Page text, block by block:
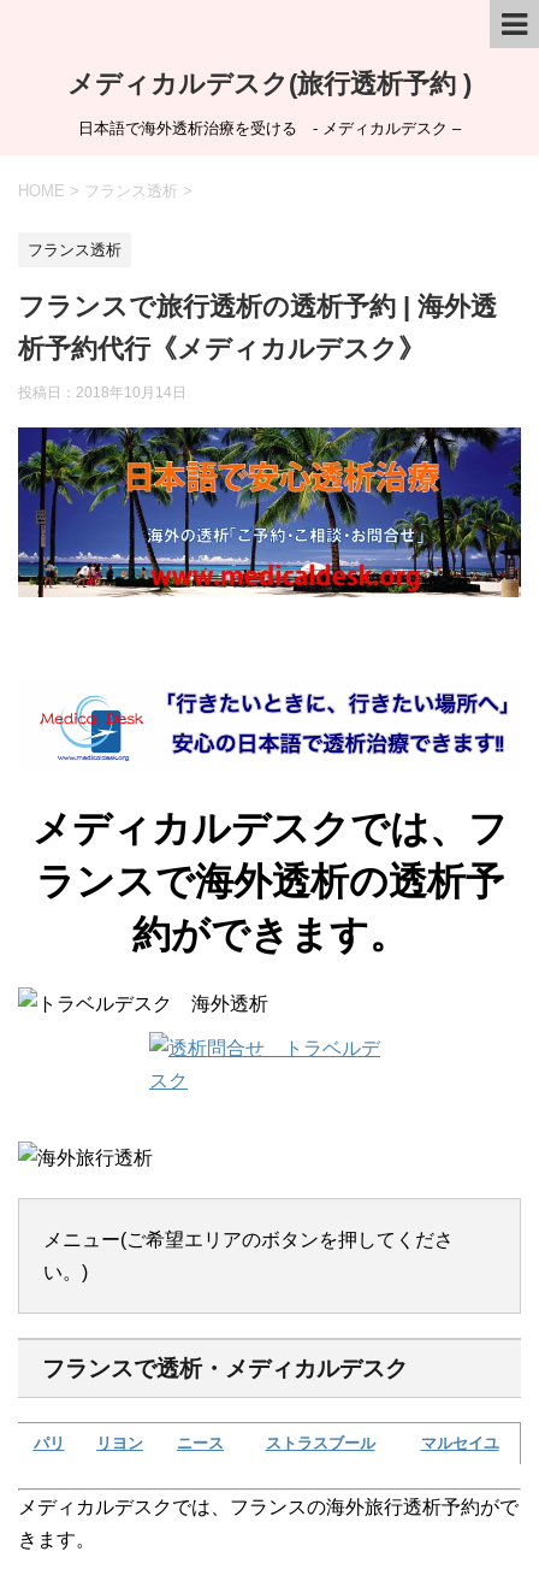
メディカルデスク(旅行透析予約 )
日本語で海外透析治療を受ける - メディカルデスク –
HOME > フランス透析 >
フランス透析
フランスで旅行透析の透析予約 | 海外透
析予約代行《メディカルデスク》
投稿日： 2018年10月14日
メディカルデスクでは、フ
ランスで海外透析の透析予
約ができます。
メニュー(ご希望エリアのボタンを押してくださ
い。)
フランスで透析・メディカルデスク
パリ リヨン ニース ストラスブール マルセイユ
メディカルデスクでは、フランスの海外旅行透析予約がで
きます。